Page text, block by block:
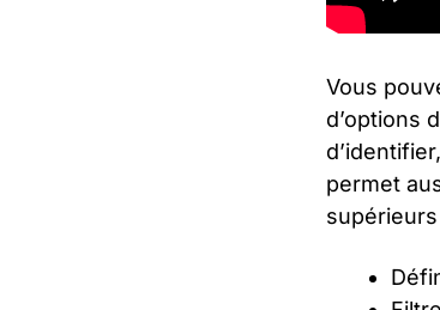
Vous
d’options
permet